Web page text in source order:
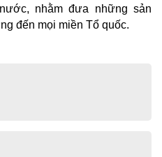
nhằm đưa những sản
đến mọi miền Tổ quốc.